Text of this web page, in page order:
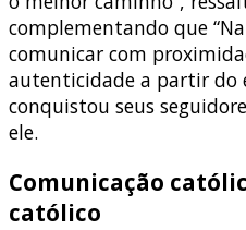
complementando que
comunicar com
autenticidade a partir do
conquistou seus
ele.
Comunicação
católico